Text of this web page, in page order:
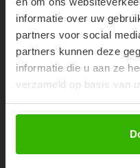
informatie over uw
partners voor social
partners kunnen deze
informatie die u aan ze
verzameld op basis van